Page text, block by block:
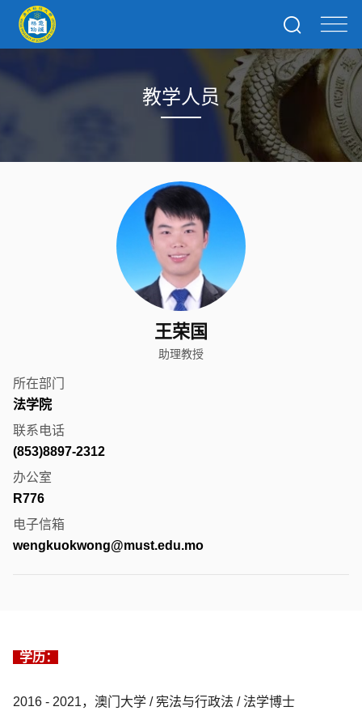
教学人员
王荣国
助理教授
所在部门
法学院
联系电话
(853)8897-2312
办公室
R776
电子信箱
wengkuokwong@must.edu.mo
学历：
2016 - 2021，澳门大学 / 宪法与行政法 / 法学博士